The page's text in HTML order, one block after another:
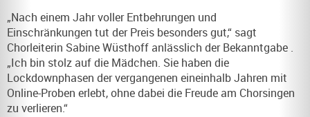
„Nach einem Jahr voller Entbehrungen und
Einschränkungen tut der Preis besonders gut,“ sagt
Chorleiterin Sabine Wüsthoff anlässlich der Bekanntgabe .
„Ich bin stolz auf die Mädchen. Sie haben die
Lockdownphasen der vergangenen eineinhalb Jahren mit
Online-Proben erlebt, ohne dabei die Freude am Chorsingen
zu verlieren.“